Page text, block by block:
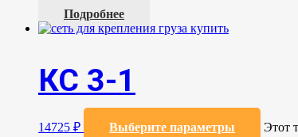
Подробнее
КС 3-1
14725 ₽ Выберите параметры Этот